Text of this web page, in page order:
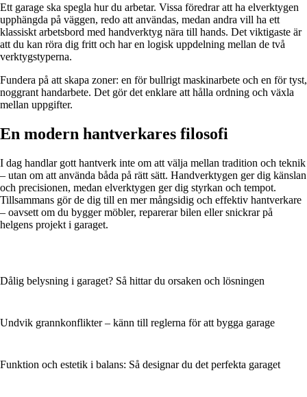
Ett garage ska spegla hur du arbetar. Vissa föredrar att ha elverktygen
upphängda på väggen, redo att användas, medan andra vill ha ett
klassiskt arbetsbord med handverktyg nära till hands. Det viktigaste är
att du kan röra dig fritt och har en logisk uppdelning mellan de två
verktygstyperna.
Fundera på att skapa zoner: en för bullrigt maskinarbete och en för tyst,
noggrant handarbete. Det gör det enklare att hålla ordning och växla
mellan uppgifter.
En modern hantverkares filosofi
I dag handlar gott hantverk inte om att välja mellan tradition och teknik
– utan om att använda båda på rätt sätt. Handverktygen ger dig känslan
och precisionen, medan elverktygen ger dig styrkan och tempot.
Tillsammans gör de dig till en mer mångsidig och effektiv hantverkare
– oavsett om du bygger möbler, reparerar bilen eller snickrar på
helgens projekt i garaget.
Dålig belysning i garaget? Så hittar du orsaken och lösningen
Undvik grannkonflikter – känn till reglerna för att bygga garage
Funktion och estetik i balans: Så designar du det perfekta garaget